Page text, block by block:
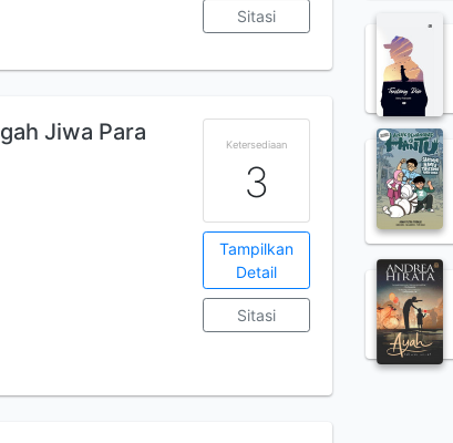
Sitasi
Jiwa Para
Ketersediaan
3
Tampilkan
Detail
Sitasi